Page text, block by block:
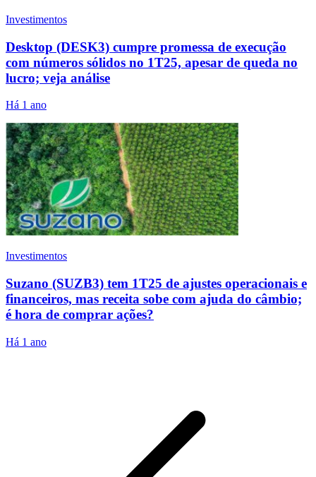
Investimentos
Desktop (DESK3) cumpre promessa de execução
com números sólidos no 1T25, apesar de queda no
lucro; veja análise
Há 1 ano
Investimentos
Suzano (SUZB3) tem 1T25 de ajustes operacionais e
financeiros, mas receita sobe com ajuda do câmbio;
é hora de comprar ações?
Há 1 ano